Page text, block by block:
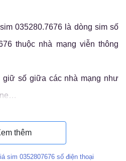
035280.7676 là dòng sim số
thuộc nhà mạng viễn thông
giữ số giữa các nhà mạng như
thêm
sim 0352807676 số điện thoại